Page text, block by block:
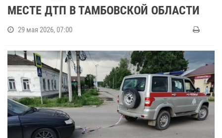
МЕСТЕ ДТП В ТАМБОВСКОЙ ОБЛАСТИ
29 мая 2026, 07:00